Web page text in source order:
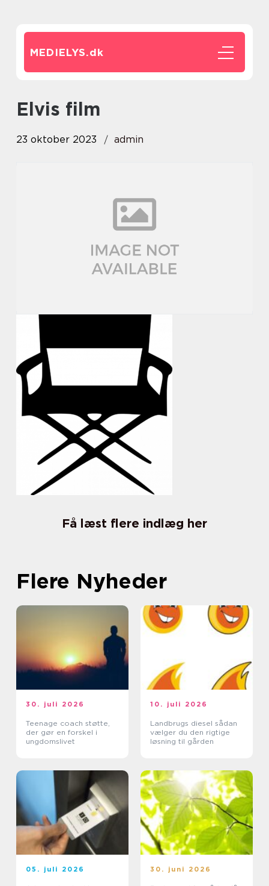
MEDIELYS.dk
elvis film
23 oktober 2023 admin
Få læst flere indlæg her
Flere Nyheder
30. juli 2026
Teenage coach støtte,
der gør en forskel i
ungdomslivet
10. juli 2026
Landbrugs diesel sådan
vælger du den rigtige
løsning til gården
05. juli 2026 30. juni 2026